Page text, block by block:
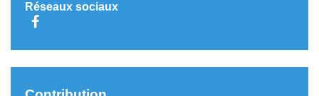
Réseaux sociaux